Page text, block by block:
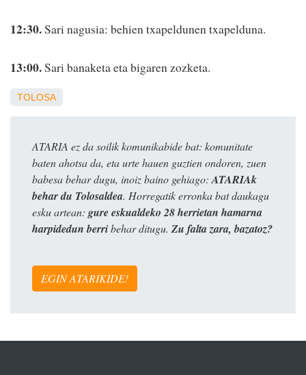
12:30.Sari nagusia: behien txapeldunen txapelduna.
13:00.Sari banaketa eta bigaren zozketa.
TOLOSA
ATARIA ez da soilik komunikabide bat: komunitate
baten ahotsa da, eta urte hauen guztien ondoren, zuen
babesa behar dugu, inoiz baino gehiago: ATARIAk
behar du Tolosaldea. Horregatik erronka bat daukagu
esku artean: gure eskualdeko 28 herrietan hamarna
harpidedun berribehar ditugu. Zu falta zara, bazatoz?
EGIN ATARIKIDE!